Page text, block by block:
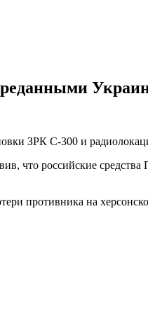
ЗРК С-300 и
что российские
противника на